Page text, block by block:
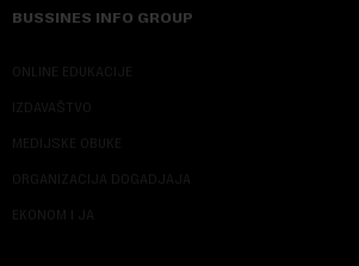
BUSSINES INFO GROUP
ONLINE EDUKACIJE
IZDAVAŠTVO
MEDIJSKE OBUKE
ORGANIZACIJA DOGADJAJA
EKONOM I JA